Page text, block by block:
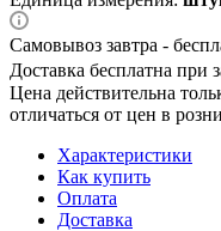
Самовывоз завтра -
Доставка бесплатна при
Цена действительна
отличаться от цен в
Характеристики
Как купить
Оплата
Доставка